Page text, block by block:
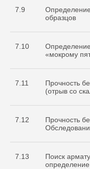
7.9
образцов
7.10
«мокрому
7.11
Прочность
(отрыв со
7.12
Прочность
7.13
Поиск